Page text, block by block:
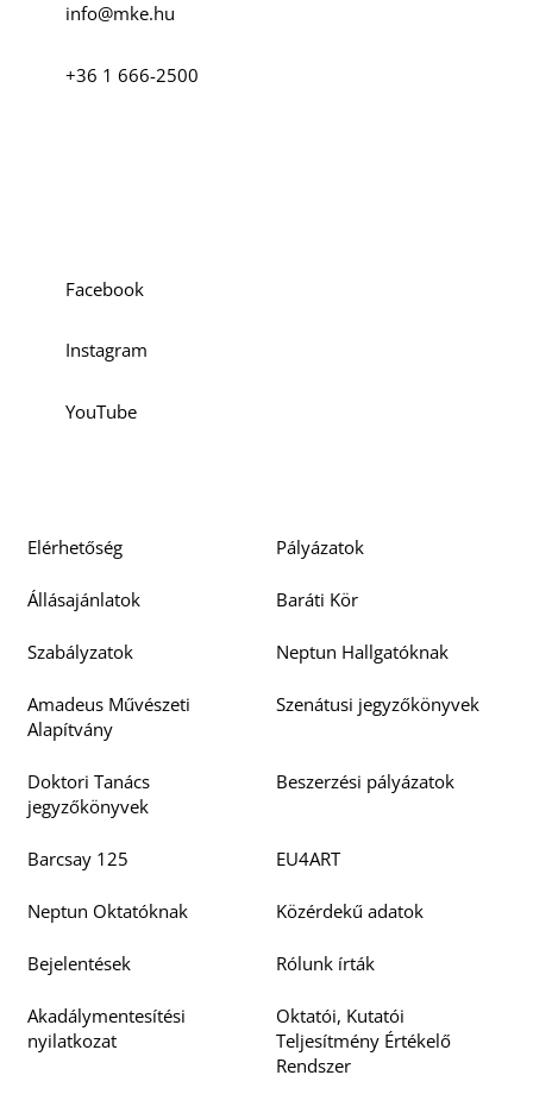
info@mke.hu
+36 1 666-2500
Facebook
Instagram
YouTube
Elérhetőség Pályázatok
Állásajánlatok Baráti Kör
Szabályzatok Neptun Hallgatóknak
Amadeus Művészeti
Alapítvány
Szenátusi jegyzőkönyvek
Doktori Tanács
jegyzőkönyvek
Beszerzési pályázatok
Barcsay 125 EU4ART
Neptun Oktatóknak Közérdekű adatok
Bejelentések Rólunk írták
Akadálymentesítési
nyilatkozat
Oktatói, Kutatói
Teljesítmény Értékelő
Rendszer